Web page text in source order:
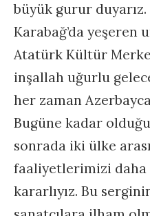
büyük gurur
Karabağ’da yeşeren
Atatürk Kültür
inşallah uğurlu
her zaman
Bugüne kadar
sonrada iki ülke
faaliyetlerimizi daha
kararlıyız. Bu